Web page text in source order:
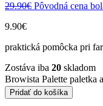
29.90€ Pôvodná cena
9.90€
praktická pomôcka pri
Zostáva iba 20 skladom
Browista Palette paletka
Pridať do košíka